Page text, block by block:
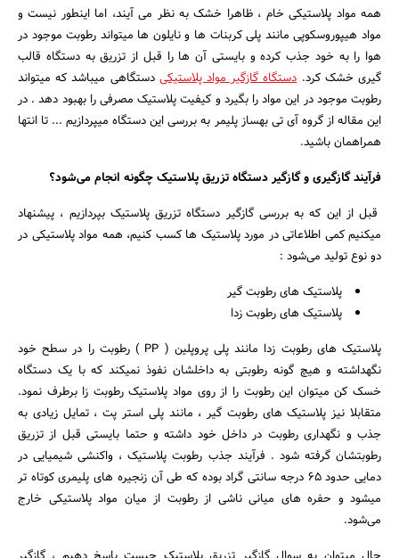
بانک، بیمه و سرمایه
مسکن و ساختمان
همه مواد پلاستیکی خام ، ظاهرا خشک به نظر می آیند، اما اینطور نیست و
مواد هیپوروسکوپی مانند پلی کربنات ها و نایلون ها میتواند رطوبت موجود در
هوا را به خود جذب کرده و بایستی آن ها را قبل از تزریق به دستگاه قالب
گیری خشک کرد.دستگاه گازگیر مواد پلاستیکی دستگاهی میباشد که میتواند
رطوبت موجود در این مواد را بگیرد و کیفیت پلاستیک مصرفی را بهبود دهد . در
این مقاله از گروه آی تی بهساز پلیمر به بررسی این دستگاه میپردازیم ... تا انتها
همراهمان باشید.
فرآیند گازگیری و گازگیر دستگاه تزریق پلاستیک چگونه انجام می‌شود؟
قبل از این که به بررسی گازگیر دستگاه تزریق پلاستیک بپردازیم ، پیشنهاد
میکنیم کمی اطلاعاتی در مورد پلاستیک ها کسب کنیم، همه مواد پلاستیکی در
دو نوع تولید می‌شود :
پلاستیک های رطوبت گیر
پلاستیک های رطوبت زدا
پلاستیک های رطوبت زدا مانند پلی پروپلین ( PP ) رطوبت را در سطح خود
نگهداشته و هیچ گونه رطوبتی به داخلشان نفوذ نمیکند که با یک دستگاه
خسک کن میتوان این رطوبت را از روی مواد پلاستیک رطوبت زا برطرف نمود.
متقابلا نیز پلاستیک های رطوبت گیر ، مانند پلی استر پت ، تمایل زیادی به
جذب و نگهداری رطوبت در داخل خود داشته و حتما بایستی قبل از تزریق
رطوبتشان گرفته شود . فرآیند جذب رطوبت پلاستیک ، واکنشی شیمیایی در
دمایی حدود 65 درجه سانتی گراد بوده که طی آن زنجیره های پلیمری کوتاه تر
میشود و حفره های میانی ناشی از رطوبت از میان مواد پلاستیکی خارج
می‌شود.